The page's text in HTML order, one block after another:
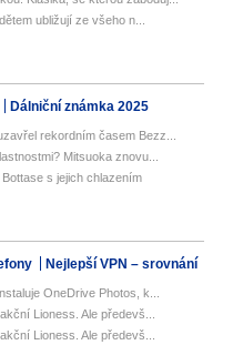
ubližují ze všeho n...
Dálniční známka 2025
rekordním časem Bezz...
Mitsuoka znovu...
s jejich chlazením
Nejlepší VPN – srovnání
OneDrive Photos, k...
Lioness. Ale předevš...
Lioness. Ale předevš...